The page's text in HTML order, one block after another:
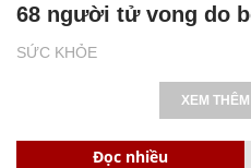
SỨC KHỎE
68 người tử vong do
XEM
Đọc nhiều